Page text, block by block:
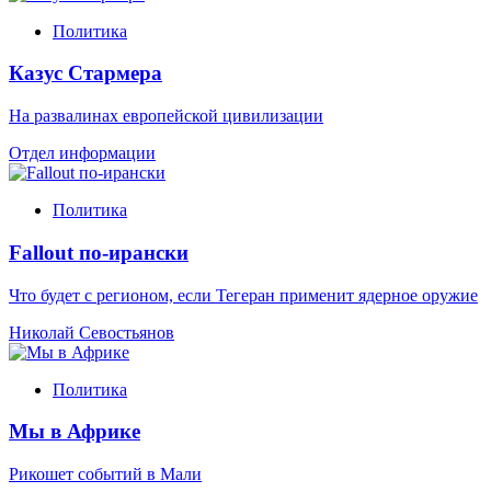
Политика
Казус Стармера
На развалинах европейской цивилизации
Отдел информации
Политика
Fallout по-ирански
Что будет с регионом, если Тегеран применит ядерное оружие
Николай Севостьянов
Политика
Мы в Африке
Рикошет событий в Мали